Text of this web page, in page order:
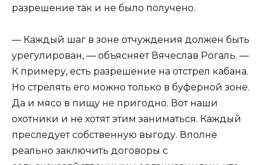
разрешение так и не было получено.
— Каждый шаг в зоне отчуждения должен быть
урегулирован, — объясняет Вячеслав Рогаль. —
К примеру, есть разрешение на отстрел кабана.
Но стрелять его можно только в буферной зоне.
Да и мясо в пищу не пригодно. Вот наши
охотники и не хотят этим заниматься. Каждый
преследует собственную выгоду. Вполне
реально заключить договоры с